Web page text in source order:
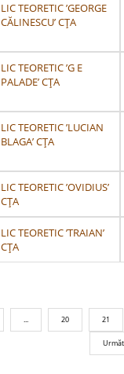
LIC TEORETIC ’GEORGE
CĂLINESCU’ CȚA
LIC TEORETIC ’G E
PALADE’ CȚA
LIC TEORETIC ’LUCIAN
BLAGA’ CȚA
LIC TEORETIC ’OVIDIUS’
CȚA
LIC TEORETIC ’TRAIAN’
CȚA
... 20 21